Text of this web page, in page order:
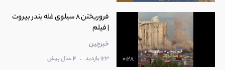
0:28
فروریختن 8 سیلوی غله بندر بیروت
| فیلم
خبرچین
123 بازدید . 4 سال پیش